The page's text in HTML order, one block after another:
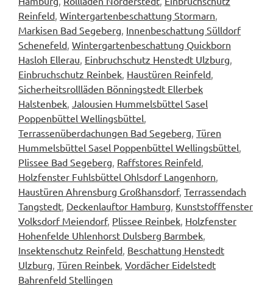
Reinfeld, Wintergartenbeschattung Stormarn,
Markisen Bad Segeberg, Innenbeschattung Sülldorf
Schenefeld, Wintergartenbeschattung Quickborn
Hasloh Ellerau, Einbruchschutz Henstedt Ulzburg,
Einbruchschutz Reinbek, Haustüren Reinfeld,
Sicherheitsrollläden Bönningstedt Ellerbek
Halstenbek, Jalousien Hummelsbüttel Sasel
Poppenbüttel Wellingsbüttel,
Terrassenüberdachungen Bad Segeberg, Türen
Hummelsbüttel Sasel Poppenbüttel Wellingsbüttel,
Plissee Bad Segeberg, Raffstores Reinfeld,
Holzfenster Fuhlsbüttel Ohlsdorf Langenhorn,
Haustüren Ahrensburg Großhansdorf, Terrassendach
Tangstedt, Deckenlauftor Hamburg, Kunststofffenster
Volksdorf Meiendorf, Plissee Reinbek, Holzfenster
Hohenfelde Uhlenhorst Dulsberg Barmbek,
Insektenschutz Reinfeld, Beschattung Henstedt
Ulzburg, Türen Reinbek, Vordächer Eidelstedt
Bahrenfeld Stellingen